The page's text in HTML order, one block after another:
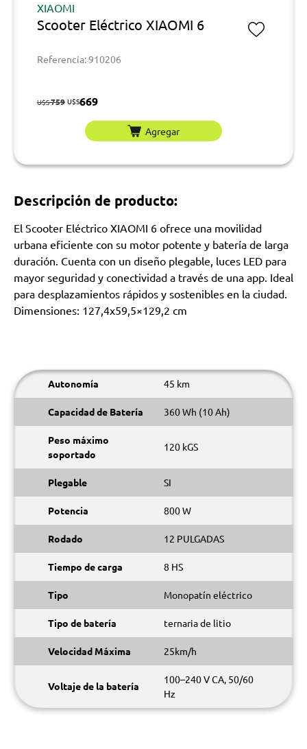
XIAOMI
Scooter Eléctrico XIAOMI 6
Referencia: 910206
U$S759 U$S669
Agregar
Descripción de producto:
El Scooter Eléctrico XIAOMI 6 ofrece una movilidad
urbana eficiente con su motor potente y batería de larga
duración. Cuenta con un diseño plegable, luces LED para
mayor seguridad y conectividad a través de una app. Ideal
para desplazamientos rápidos y sostenibles en la ciudad.
Dimensiones: 127,4x59,5×129,2 cm
Autonomía 45 km
Capacidad de Batería 360 Wh (10 Ah)
Peso máximo
soportado
120 kGS
Plegable SI
Potencia 800 W
Rodado 12 PULGADAS
Tiempo de carga 8 HS
Tipo Monopatín eléctrico
Tipo de batería ternaria de litio
Velocidad Máxima 25km/h
Voltaje de la batería
100–240 V CA, 50/60
Hz